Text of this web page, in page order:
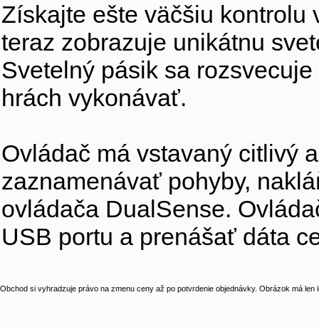
Získajte ešte väčšiu kontrolu
teraz zobrazuje unikátnu
Svetelný pásik sa
hrách vykonávať.
Ovládač má vstavaný citlivý
zaznamenávať pohyby,
ovládača DualSense.
USB portu a prenášať dáta
Obchod si vyhradzuje právo na zmenu ceny až po potvrdenie objednávky. Obrázok má len